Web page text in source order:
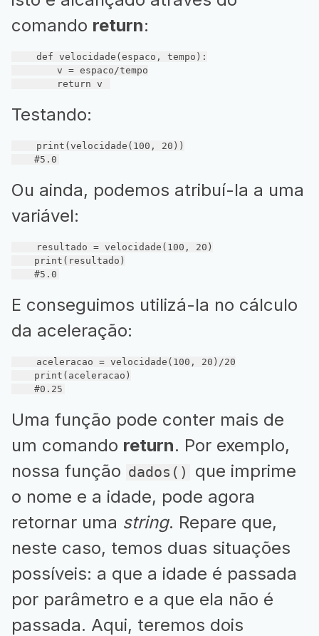
comando return:
def velocidade (espaco, tempo) :
        v = espaco/tempo
return v
Testando:
    print(velocidade(
100 , 20 ))
#5.0
Ou ainda, podemos atribuí-la a uma
variável:
    resultado = velocidade(
100 , 20 )
    print(resultado)
#5.0
E conseguimos utilizá-la no cálculo
da aceleração:
    aceleracao = velocidade(
100 , 20 )/20
    print(aceleracao)
#0.25
Uma função pode conter mais de
um comando return. Por exemplo,
nossa função dados()
que imprime
o nome e a idade, pode agora
retornar uma string. Repare que,
neste caso, temos duas situações
possíveis: a que a idade é passada
por parâmetro e a que ela não é
passada. Aqui, teremos dois